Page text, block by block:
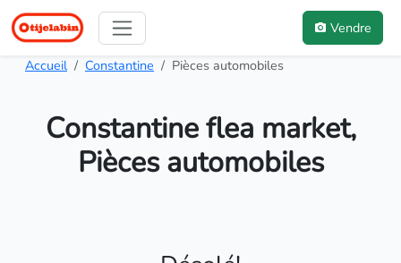
Vendre
Accueil Constantine Pièces automobiles
Constantine flea market,
Pièces automobiles